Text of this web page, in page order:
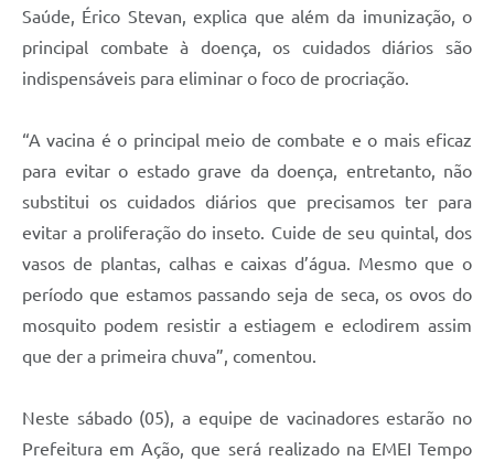
Saúde, Érico Stevan, explica que além da imunização, o
principal combate à doença, os cuidados diários são
indispensáveis para eliminar o foco de procriação.
“A vacina é o principal meio de combate e o mais eficaz
para evitar o estado grave da doença, entretanto, não
substitui os cuidados diários que precisamos ter para
evitar a proliferação do inseto. Cuide de seu quintal, dos
vasos de plantas, calhas e caixas d’água. Mesmo que o
período que estamos passando seja de seca, os ovos do
mosquito podem resistir a estiagem e eclodirem assim
que der a primeira chuva”, comentou.
Neste sábado (05), a equipe de vacinadores estarão no
Prefeitura em Ação, que será realizado na EMEI Tempo